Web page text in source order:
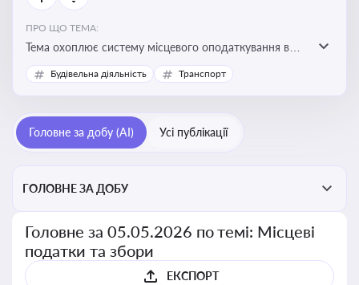
ПРО ЩО ТЕМА:
Тема охоплює систему місцевого оподаткування в
Україні, включаючи туристичний збір, плату за
земельні ділянки, за паркування транспорту
Будівельна діяльність Транспорт
Головне за добу (AI) Усі публікації
ГОЛОВНЕ ЗА ДОБУ
Головне за 05.05.2026 по темі: Місцеві
податки та збори
ЕКСПОРТ